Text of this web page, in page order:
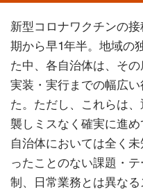
新型コロナワクチンの
期から早1年半。地域の
た中、各自治体は、そ
実装・実行までの幅広
た。ただし、これらは
襲しミスなく確実に進
自治体においては全く
ったことのない課題・
制、日常業務とは異な